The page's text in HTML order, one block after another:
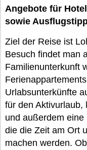
Angebote für
sowie
Ziel der Reise ist
Besuch findet man
Familienunterkunft
Urlabsunterkünfte
für den Aktivurlaub,
und außerdem
die die Zeit am Ort
machen werden.